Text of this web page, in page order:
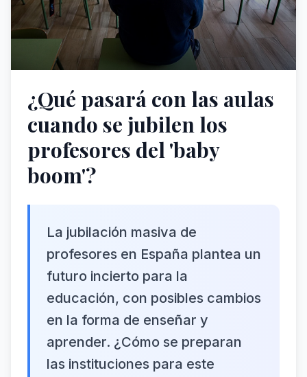
¿Qué pasará con las aulas
cuando se jubilen los
profesores del 'baby
boom'?
La jubilación masiva de
profesores en España plantea un
futuro incierto para la
educación, con posibles cambios
en la forma de enseñar y
aprender. ¿Cómo se preparan
las instituciones para este